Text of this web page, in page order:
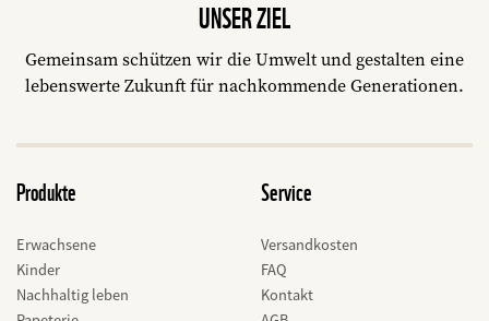
UNSER ZIEL
Gemeinsam schützen wir die Umwelt und gestalten eine
lebenswerte Zukunft für nachkommende Generationen.
Produkte
Erwachsene
Kinder
Nachhaltig leben
Service
Versandkosten
FAQ
Kontakt